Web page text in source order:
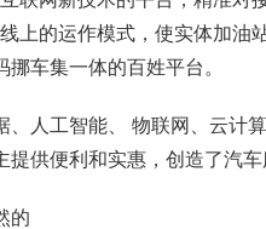
上的运作模式，使实体加油
车集一体的百姓平台。
、人工智能、 物联网、云计
供便利和实惠，创造了汽车
的